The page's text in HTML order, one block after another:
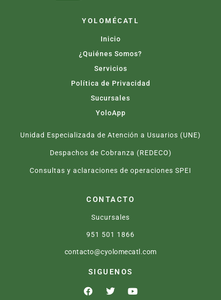
YOLOMÉCATL
Inicio
¿Quiénes Somos?
Servicios
Política de Privacidad
Sucursales
YoloApp
Unidad Especializada de Atención a Usuarios (UNE)
Despachos de Cobranza (REDECO)
Consultas y aclaraciones de operaciones SPEI
CONTACTO
Sucursales
951 501 1866
contacto@cyolomecatl.com
SIGUENOS
F
T
Y